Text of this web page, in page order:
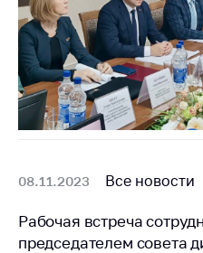
08.11.2023 Все новости
Рабочая встреча
председателем совета